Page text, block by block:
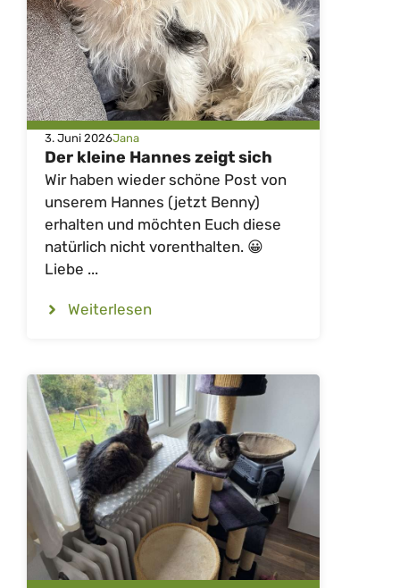
3. Juni 2026Jana
Der kleine Hannes zeigt sich
Wir haben wieder schöne Post von
unserem Hannes (jetzt Benny)
erhalten und möchten Euch diese
natürlich nicht vorenthalten. 😀
Liebe ...
Weiterlesen